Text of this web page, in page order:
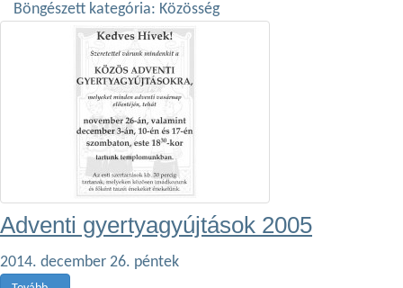
Böngészett kategória: Közösség
Adventi gyertyagyújtások 2005
2014. december 26. péntek